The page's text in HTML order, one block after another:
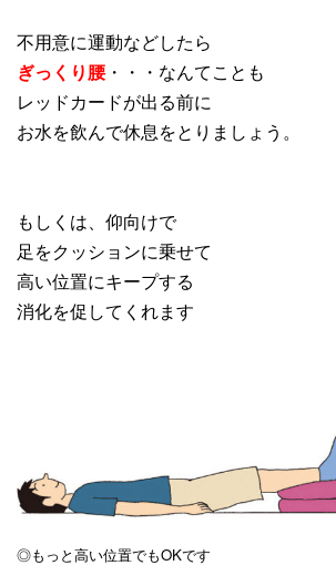
不用意に運動などしたら
ぎっくり腰・・・なんてことも
レッドカードが出る前に
お水を飲んで休息をとりましょう。
もしくは、仰向けで
足をクッションに乗せて
高い位置にキープする
消化を促してくれます
◎もっと高い位置でもOKです